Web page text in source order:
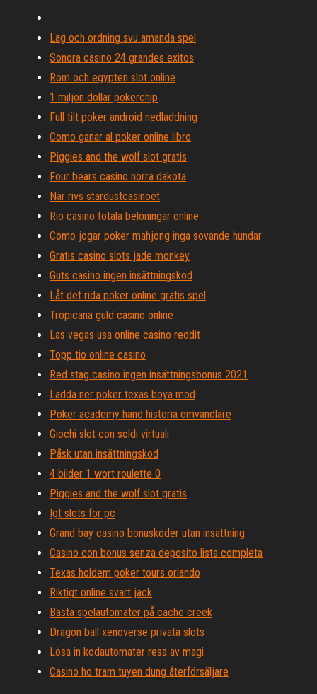
Lag och ordning svu amanda spel
Sonora casino 24 grandes exitos
Rom och egypten slot online
1 miljon dollar pokerchip
Full tilt poker android nedladdning
Como ganar al poker online libro
Piggies and the wolf slot gratis
Four bears casino norra dakota
När rivs stardustcasinoet
Rio casino totala belöningar online
Como jogar poker mahjong inga sovande hundar
Gratis casino slots jade monkey
Guts casino ingen insättningskod
Låt det rida poker online gratis spel
Tropicana guld casino online
Las vegas usa online casino reddit
Topp tio online casino
Red stag casino ingen insättningsbonus 2021
Ladda ner poker texas boya mod
Poker academy hand historia omvandlare
Giochi slot con soldi virtuali
Påsk utan insättningskod
4 bilder 1 wort roulette 0
Piggies and the wolf slot gratis
Igt slots för pc
Grand bay casino bonuskoder utan insättning
Casino con bonus senza deposito lista completa
Texas holdem poker tours orlando
Riktigt online svart jack
Bästa spelautomater på cache creek
Dragon ball xenoverse privata slots
Lösa in kodautomater resa av magi
Casino ho tram tuyen dung återförsäljare